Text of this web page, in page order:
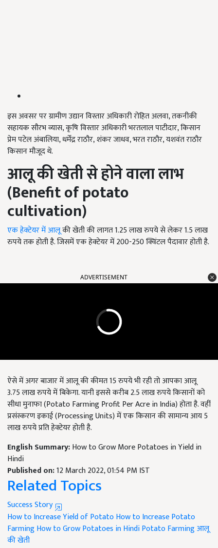
इस अवसर पर ग्रामीण उद्यान विस्तार अधिकारी रोहित अलवा, तकनीकी
सहायक सौरभ व्यास, कृषि विस्तार अधिकारी भरतलाल पाटीदार, किसान
प्रेम पटेल अंबालिया, धर्मेंद्र राठौर, शंकर जाधव, भरत राठौर, यशवंत राठौर
किसान मौजूद थे.
आलू की खेती से होने वाला लाभ
(Benefit of potato
cultivation)
एक हेक्टेयर में आलूकी खेती की लागत 1.25 लाख रुपये से लेकर 1.5 लाख
रुपये तक होती है. जिसमें एक हेक्टेयर में 200-250 क्विंटल पैदावार होती है.
ADVERTISEMENT
ऐसे में अगर बाजार में आलू की कीमत 15 रुपये भी रही तो आपका आलू
3.75 लाख रुपये में बिकेगा. यानी इससे करीब 2.5 लाख रुपये किसानों को
सीधा मुनाफा (Potato Farming Profit Per Acre in India) होता है. वहीं
प्रसंस्करण इकाई (Processing Units) में एक किसान की सामान्य आय 5
लाख रुपये प्रति हेक्टेयर होती है.
English Summary:How to Grow More Potatoes in Yield in
Hindi
Published on:12 March 2022, 01:54 PM IST
Related Topics
Success Story
How to Increase Yield of PotatoHow to Increase Potato
FarmingHow to Grow Potatoes in HindiPotato Farmingआलू
की खेती